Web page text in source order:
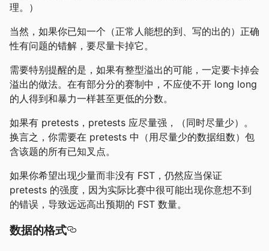
理。）
当然，如果你已知一个（正常人能想的到、写的出的）正确
性有问题的错解，要尽量卡掉它。
需要特别提醒的是，如果有整型溢出的可能，一定要卡掉会
溢出的做法。在有部分分的赛制中，不应使不开 long long
的人得到和暴力一样甚至更低的分数。
如果有 pretests，pretests 应尽量强，（同时尽量少）。
换言之，你需要在 pretests 中（用尽量少的数据组数）包
含该题的所有已知叉点。
如果你希望出现少量而非没有 FST，仍然应当保证
pretests 的强度，因为实际比赛中很可能出现你意想不到
的错误，导致远远高出预期的 FST 数量。
数据的格式